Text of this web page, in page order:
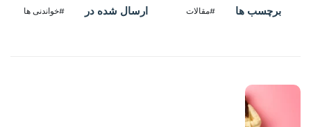
برچسب ها #مقالات ارسال شده در #خواندنی ها